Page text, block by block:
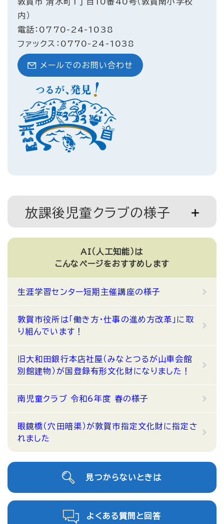
内）
電話：0770-24-1038
ファックス：0770-24-1038
メールでのお問い合わせ
放課後児童クラブの様子
AI（人工知能）は
こんなページをおすすめします
生涯学習センター短期主催講座の様子
敦賀市役所は「働き方・仕事の進め方改革」に取
り組んでいます！
旧大和田銀行本店社屋（みなとつるが山車会館
別館建物）が国登録有形文化財になりました！
南児童クラブ 令和6年度 春の様子
眼鏡橋（穴田暗渠）が敦賀市指定文化財に指定さ
れました
見つからないときは
よくある質問と回答